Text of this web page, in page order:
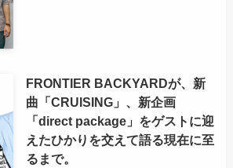
FRONTIER BACKYARDが、新
曲「CRUISING」、新企画
「direct package」をゲストに迎
えたひかりを交えて語る現在に至
るまで。